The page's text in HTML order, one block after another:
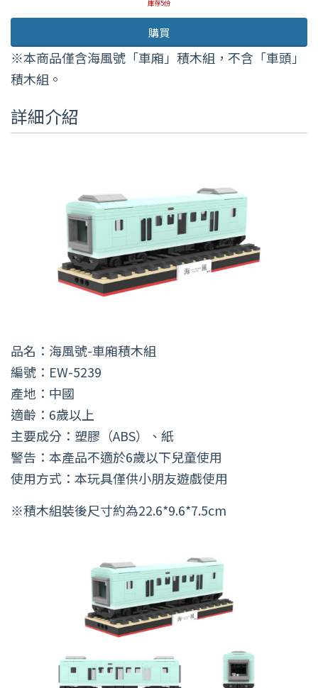
庫存5份
購買
※本商品僅含海風號「車廂」積木組，不含「車頭」
積木組。
詳細介紹
品名：海風號-車廂積木組
編號：EW-5239
產地：中國
適齡：6歲以上
主要成分：塑膠（ABS）、紙
警告：本產品不適於6歲以下兒童使用
使用方式：本玩具僅供小朋友遊戲使用
※積木組裝後尺寸約為22.6*9.6*7.5cm